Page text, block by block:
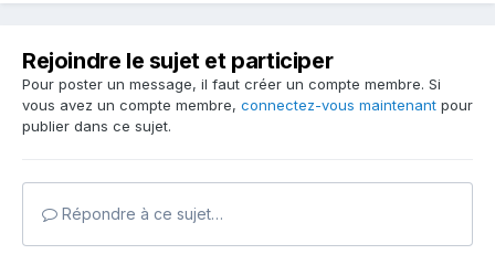
Rejoindre le sujet et participer
Pour poster un message, il faut créer un compte membre. Si
vous avez un compte membre, connectez-vous maintenant pour
publier dans ce sujet.
Répondre à ce sujet…